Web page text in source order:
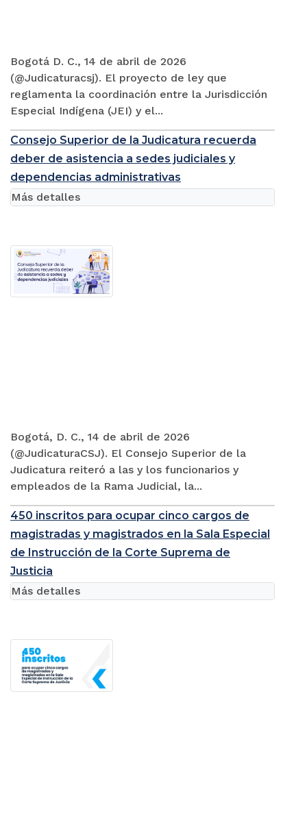
Bogotá D. C., 14 de abril de 2026
(@Judicaturacsj). El proyecto de ley que
reglamenta la coordinación entre la Jurisdicción
Especial Indígena (JEI) y el...
Consejo Superior de la Judicatura recuerda
deber de asistencia a sedes judiciales y
dependencias administrativas
Bogotá, D. C., 14 de abril de 2026
(@JudicaturaCSJ). El Consejo Superior de la
Judicatura reiteró a las y los funcionarios y
empleados de la Rama Judicial, la...
Más detalles
450 inscritos para ocupar cinco cargos de
magistradas y magistrados en la Sala Especial
de Instrucción de la Corte Suprema de
Justicia
Más detalles